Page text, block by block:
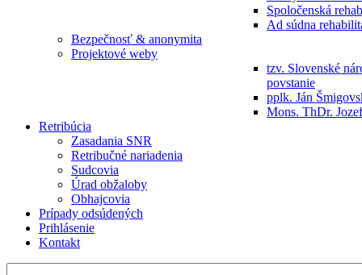
Spoločenská
Ad súdna
Bezpečnosť & anonymita
Projektové weby
tzv. Slovenské
povstanie
pplk. Ján
Mons. ThDr.
Retribúcia
Zasadania SNR
Retribučné nariadenia
Sudcovia
Úrad obžaloby
Obhajcovia
Prípady odsúdených
Prihlásenie
Kontakt